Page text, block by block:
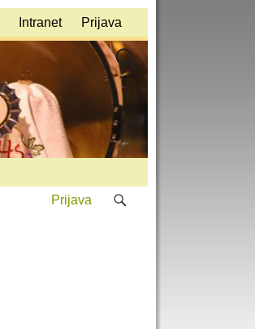
Intranet Prijava
Prijava